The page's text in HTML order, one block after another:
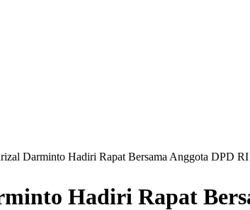
Darminto Hadiri Rapat Bersama Anggota DPD RI
Hadiri Rapat